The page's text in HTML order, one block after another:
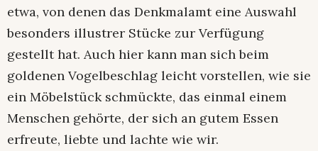
etwa, von denen das Denkmalamt eine Auswahl
besonders illustrer Stücke zur Verfügung
gestellt hat. Auch hier kann man sich beim
goldenen Vogelbeschlag leicht vorstellen, wie sie
ein Möbelstück schmückte, das einmal einem
Menschen gehörte, der sich an gutem Essen
erfreute, liebte und lachte wie wir.